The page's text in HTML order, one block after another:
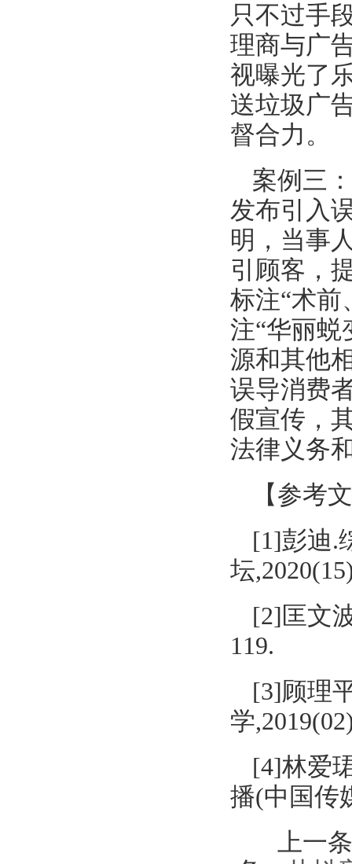
只不过手
理商与广
视曝光了
送垃圾广
督合力。
案例三
发布引入
明，当事
引顾客，
标注“术前
注“华丽
源和其他
误导消费
假宣传，
法律义务
【参考
[1]彭迪.
坛
[2]匡文
119.
[3]顾理
学
[4]林爱
播(中国传
上一